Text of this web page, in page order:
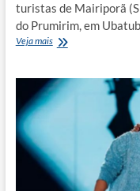
turistas de Mairiporã
do Prumirim, em
Veja maisTuristas
em
cachoeira
e
tarefa
de
resgate